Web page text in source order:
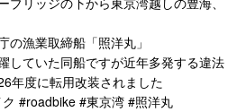
漁業取締船「照洋丸」
していた同船ですが近年多発する違法
年度に転用改装されました
#roadbike #東京湾 #照洋丸